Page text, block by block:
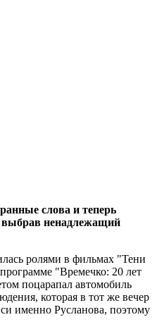
слова и теперь
"выбрав ненадлежащий
ролями в фильмах "Тени
"Времечко: 20 лет
поцарапал автомобиль
которая в тот же вечер
именно Русланова, поэтому